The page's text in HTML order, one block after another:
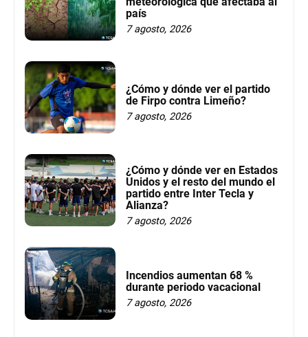
país
7 agosto, 2026
¿Cómo y dónde ver el partido
de Firpo contra Limeño?
7 agosto, 2026
¿Cómo y dónde ver en Estados
Unidos y el resto del mundo el
partido entre Inter Tecla y
Alianza?
7 agosto, 2026
Incendios aumentan 68 %
durante periodo vacacional
7 agosto, 2026